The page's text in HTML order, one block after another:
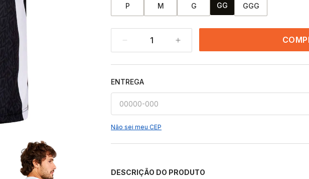
P M G GG GGG
1
ENTREGA
Não sei meu CEP
DESCRIÇÃO DO PRODUTO